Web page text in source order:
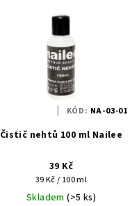
Čistič nehtů 100 ml Nailee
39 Kč
Měrná
cena:
39 Kč / 100 ml
Skladem(>5 ks)
KÓD: NA-03-01